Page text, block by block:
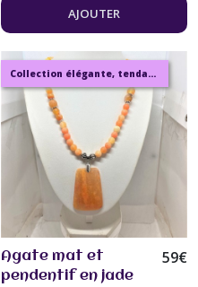
AJOUTER
Collection élégante, tendance, moderne, de bijoux en ambre, pierre, perles.
Agate mat et
pendentif en jade
59€